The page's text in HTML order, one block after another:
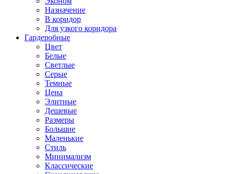
Назначение
В коридор
Для узкого коридора
Гардеробные
Цвет
Белые
Светлые
Серые
Темные
Цена
Элитные
Дешевые
Размеры
Большие
Маленькие
Стиль
Минимализм
Классические